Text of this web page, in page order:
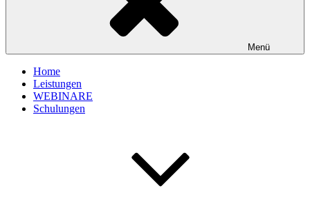
Menü
Home
Leistungen
WEBINARE
Schulungen